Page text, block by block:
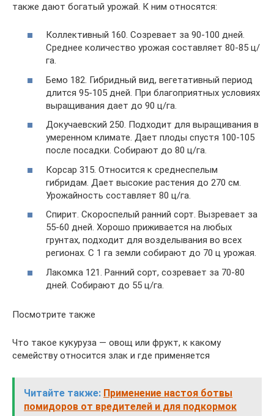
также дают богатый урожай. К ним относятся:
Коллективный 160. Созревает за 90-100 дней.
Среднее количество урожая составляет 80-85 ц/
га.
Бемо 182. Гибридный вид, вегетативный период
длится 95-105 дней. При благоприятных условиях
выращивания дает до 90 ц/га.
Докучаевский 250. Подходит для выращивания в
умеренном климате. Дает плоды спустя 100-105
после посадки. Собирают до 80 ц/га.
Корсар 315. Относится к среднеспелым
гибридам. Дает высокие растения до 270 см.
Урожайность составляет 80 ц/га.
Спирит. Скороспелый ранний сорт. Вызревает за
55-60 дней. Хорошо приживается на любых
грунтах, подходит для возделывания во всех
регионах. С 1 га земли собирают до 70 ц урожая.
Лакомка 121. Ранний сорт, созревает за 70-80
дней. Собирают до 55 ц/га.
Посмотрите также
Что такое кукуруза — овощ или фрукт, к какому
семейству относится злак и где применяется
Читайте также: Применение настоя ботвы
помидоров от вредителей и для подкормок